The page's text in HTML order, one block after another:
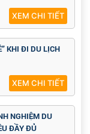
XEM CHI TIẾT
KHI ĐI DU LỊCH
XEM CHI TIẾT
NGHIỆM DU
ĐẦY ĐỦ